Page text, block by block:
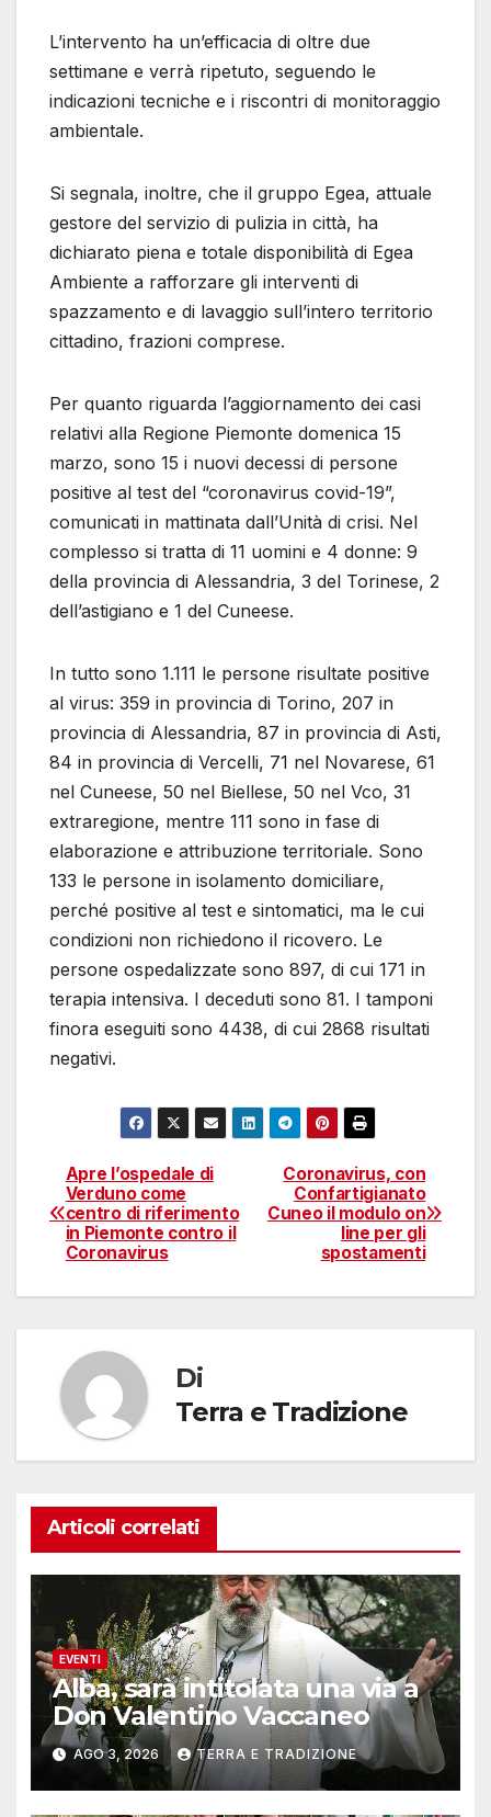
L’intervento ha un’efficacia di oltre due
settimane e verrà ripetuto, seguendo le
indicazioni tecniche e i riscontri di monitoraggio
ambientale.
Si segnala, inoltre, che il gruppo Egea, attuale
gestore del servizio di pulizia in città, ha
dichiarato piena e totale disponibilità di Egea
Ambiente a rafforzare gli interventi di
spazzamento e di lavaggio sull’intero territorio
cittadino, frazioni comprese.
Per quanto riguarda l’aggiornamento dei casi
relativi alla Regione Piemonte domenica 15
marzo, sono 15 i nuovi decessi di persone
positive al test del “coronavirus covid-19”,
comunicati in mattinata dall’Unità di crisi. Nel
complesso si tratta di 11 uomini e 4 donne: 9
della provincia di Alessandria, 3 del Torinese, 2
dell’astigiano e 1 del Cuneese.
In tutto sono 1.111 le persone risultate positive
al virus: 359 in provincia di Torino, 207 in
provincia di Alessandria, 87 in provincia di Asti,
84 in provincia di Vercelli, 71 nel Novarese, 61
nel Cuneese, 50 nel Biellese, 50 nel Vco, 31
extraregione, mentre 111 sono in fase di
elaborazione e attribuzione territoriale. Sono
133 le persone in isolamento domiciliare,
perché positive al test e sintomatici, ma le cui
condizioni non richiedono il ricovero. Le
persone ospedalizzate sono 897, di cui 171 in
terapia intensiva. I deceduti sono 81. I tamponi
finora eseguiti sono 4438, di cui 2868 risultati
negativi.
Navigazione
articoli
Coronavirus, con
Confartigianato
Cuneo il modulo on
line per gli
spostamenti
Apre l’ospedale di
Verduno come
centro di riferimento
in Piemonte contro il
Coronavirus
Di
Terra e Tradizione
Articoli correlati
EVENTI
Alba, sarà intitolata una via a
Don Valentino Vaccaneo
AGO 3, 2026 TERRA E TRADIZIONE